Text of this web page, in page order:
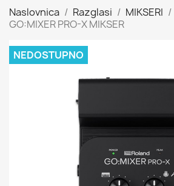
Naslovnica Razglasi MIKSERI
GO:MIXER PRO-X MIKSER
NEDOSTUPNO